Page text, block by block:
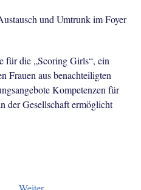
und Umtrunk im Foyer
für die „Scoring Girls“, ein
Frauen aus benachteiligten
Kompetenzen für
der Gesellschaft ermöglicht